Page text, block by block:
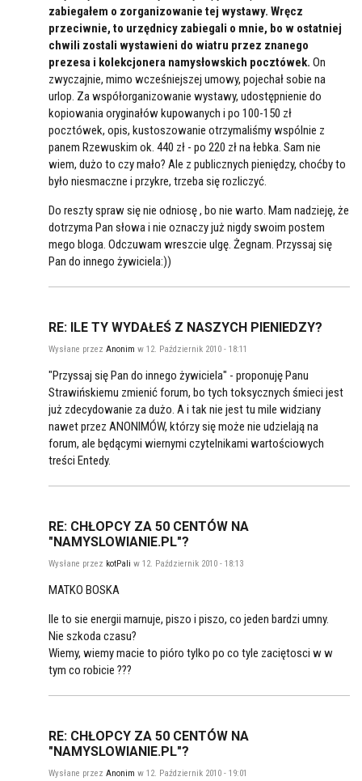
zabiegałem o zorganizowanie tej wystawy. Wręcz
przeciwnie, to urzędnicy zabiegali o mnie, bo w ostatniej
chwili zostali wystawieni do wiatru przez znanego
prezesa i kolekcjonera namysłowskich pocztówek. On
zwyczajnie, mimo wcześniejszej umowy, pojechał sobie na
urlop. Za współorganizowanie wystawy, udostępnienie do
kopiowania oryginałów kupowanych i po 100-150 zł
pocztówek, opis, kustoszowanie otrzymaliśmy wspólnie z
panem Rzewuskim ok. 440 zł - po 220 zł na łebka. Sam nie
wiem, dużo to czy mało? Ale z publicznych pieniędzy, choćby to
było niesmaczne i przykre, trzeba się rozliczyć.
Do reszty spraw się nie odniosę , bo nie warto. Mam nadzieję, że
dotrzyma Pan słowa i nie oznaczy już nigdy swoim postem
mego bloga. Odczuwam wreszcie ulgę. Żegnam. Przyssaj się
Pan do innego żywiciela:))
RE: ILE TY WYDAŁEŚ Z NASZYCH PIENIEDZY?
Wysłane przez Anonim w 12. Październik 2010 - 18:11
"Przyssaj się Pan do innego żywiciela" - proponuję Panu
Strawińskiemu zmienić forum, bo tych toksycznych śmieci jest
już zdecydowanie za dużo. A i tak nie jest tu mile widziany
nawet przez ANONIMÓW, którzy się może nie udzielają na
forum, ale będącymi wiernymi czytelnikami wartościowych
treści Entedy.
RE: CHŁOPCY ZA 50 CENTÓW NA
"NAMYSLOWIANIE.PL"?
Wysłane przez kotPali w 12. Październik 2010 - 18:13
MATKO BOSKA
Ile to sie energii marnuje, piszo i piszo, co jeden bardzi umny.
Nie szkoda czasu?
Wiemy, wiemy macie to pióro tylko po co tyle zaciętosci w w
tym co robicie ???
RE: CHŁOPCY ZA 50 CENTÓW NA
"NAMYSLOWIANIE.PL"?
Wysłane przez Anonim w 12. Październik 2010 - 19:01